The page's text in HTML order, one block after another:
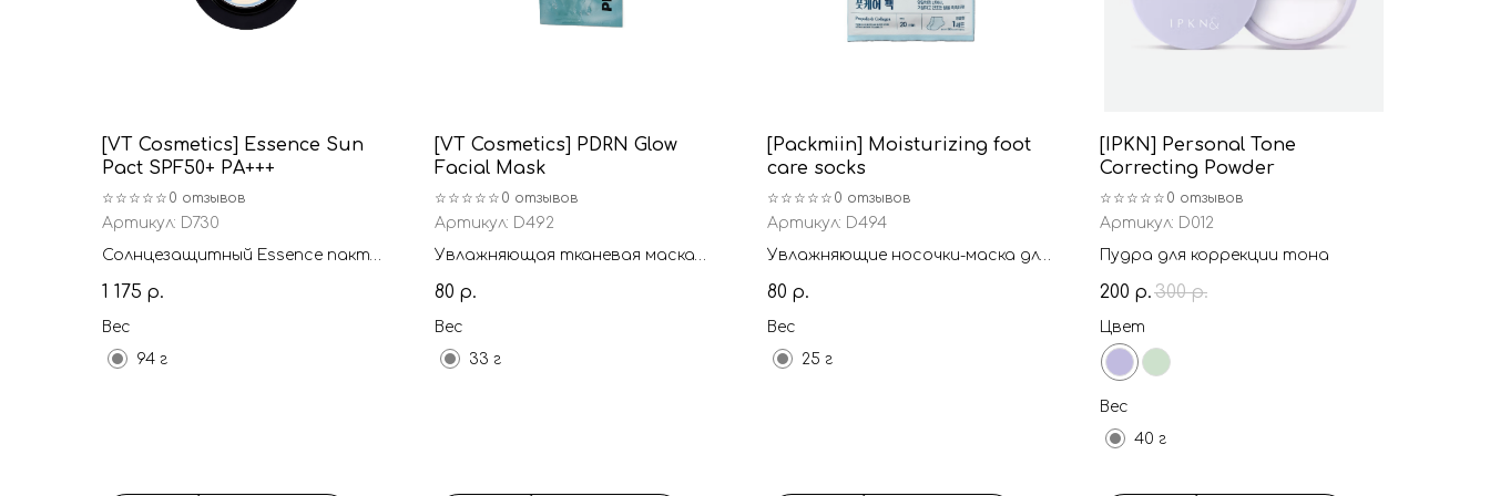
[VT Cosmetics] Essence Sun
Pact SPF50+ PA+++
☆☆☆☆☆ 0 отзывов
Артикул: D730
Солнцезащитный Essence пакт
1 175 р.
Вес
94 г
[VT Cosmetics] PDRN Glow
Facial Mask
☆☆☆☆☆ 0 отзывов
Артикул: D492
Увлажняющая тканевая маска
растительного происхождения
80 р.
Вес
33 г
[Packmiin] Moisturizing foot
care socks
☆☆☆☆☆ 0 отзывов
Артикул: D494
Увлажняющие носочки-маска для
80 р.
Вес
25 г
[IPKN] Personal Tone
Correcting Powder
☆☆☆☆☆ 0 отзывов
Артикул: D012
Пудра для коррекции тона
200 р. 300 р.
Цвет
Вес
40 г